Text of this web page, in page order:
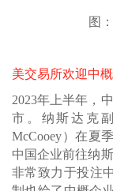
图
美交易所欢迎中
2023年上半年，
市。纳斯达克
McCooey）在夏
中国企业前往纳
非常致力于投注